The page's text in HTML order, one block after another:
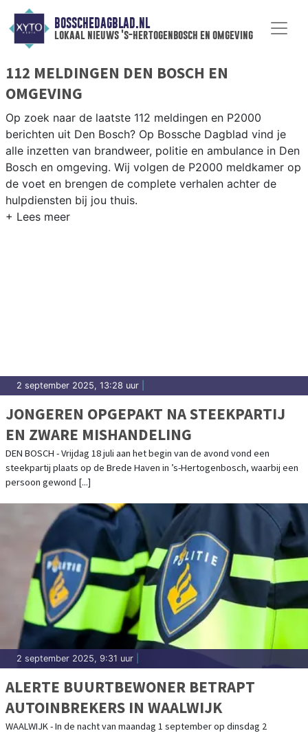
BOSSCHEDAGBLAD.NL
lokaal nieuws 's-hertogenbosch en omgeving
112 MELDINGEN DEN BOSCH EN
OMGEVING
Op zoek naar de laatste 112 meldingen en P2000
berichten uit Den Bosch? Op Bossche Dagblad vind je
alle inzetten van brandweer, politie en ambulance in Den
Bosch en omgeving. Wij volgen de P2000 meldkamer op
de voet en brengen de complete verhalen achter de
hulpdiensten bij jou thuis.
2 september 2025, 13:28 uur
JONGEREN OPGEPAKT NA STEEKPARTIJ
EN ZWARE MISHANDELING
DEN BOSCH - Vrijdag 18 juli aan het begin van de avond vond een
steekpartij plaats op de Brede Haven in ’s-Hertogenbosch, waarbij een
persoon gewond [...]
2 september 2025, 9:31 uur
ALERTE BUURTBEWONER BETRAPT
AUTOINBREKERS IN WAALWIJK
WAALWIJK - In de nacht van maandag 1 september op dinsdag 2